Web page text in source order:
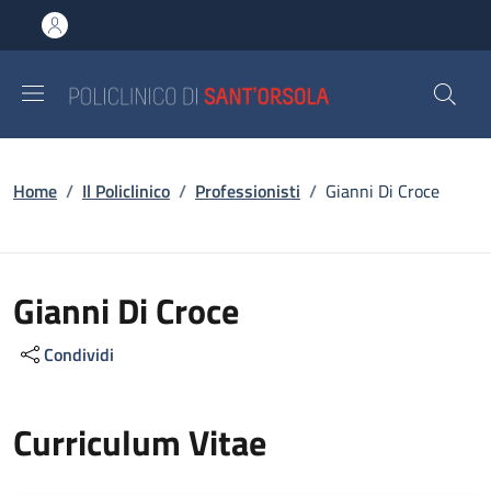
al contenuto principale
to footer content
Briciole di pane
Home / Il Policlinico / Professionisti / Gianni Di Croce
Gianni Di Croce
Condividi
Curriculum Vitae